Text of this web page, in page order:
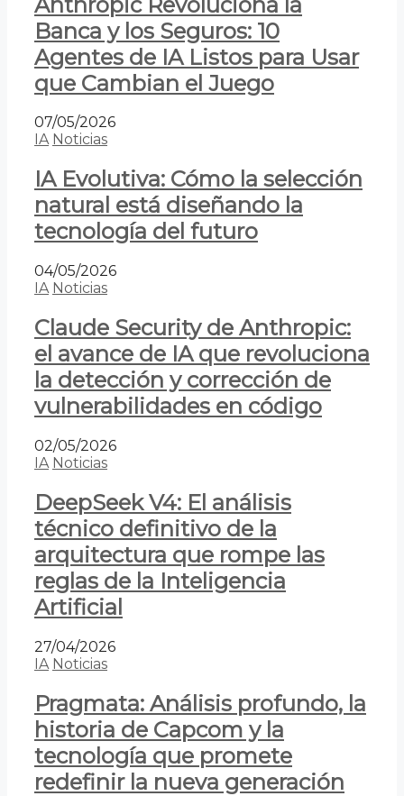
Banca y los Seguros: 10
Agentes de IA Listos para Usar
que Cambian el Juego
07/05/2026
IA Noticias
IA Evolutiva: Cómo la selección
natural está diseñando la
tecnología del futuro
04/05/2026
IA Noticias
Claude Security de Anthropic:
el avance de IA que revoluciona
la detección y corrección de
vulnerabilidades en código
02/05/2026
IA Noticias
DeepSeek V4: El análisis
técnico definitivo de la
arquitectura que rompe las
reglas de la Inteligencia
Artificial
27/04/2026
IA Noticias
Pragmata: Análisis profundo, la
historia de Capcom y la
tecnología que promete
redefinir la nueva generación